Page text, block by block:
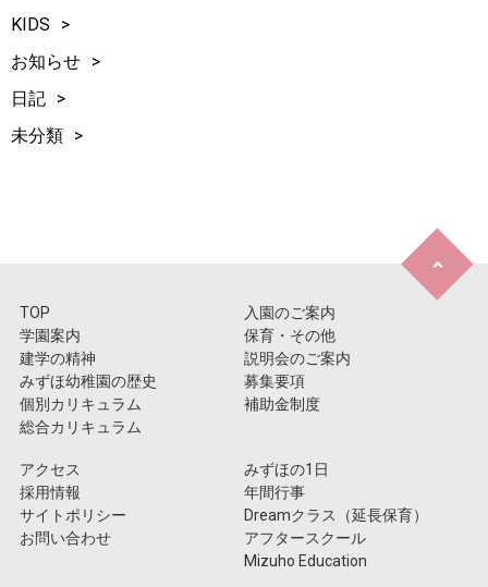
KIDS
お知らせ
日記
未分類
TOP
学園案内
建学の精神
みずほ幼稚園の歴史
個別カリキュラム
総合カリキュラム
入園のご案内
保育・その他
説明会のご案内
募集要項
補助金制度
アクセス
採用情報
サイトポリシー
お問い合わせ
みずほの1日
年間行事
Dreamクラス（延長保育）
アフタースクール
Mizuho Education